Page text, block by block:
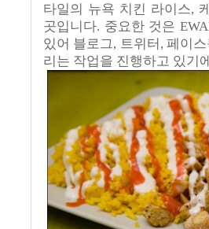
타일의 뉴욕 치킨 라이스,
곳입니다. 중요한 것은
있어 블로그 , 트위터 ,페이스
리는 작업을 진행하고 있기